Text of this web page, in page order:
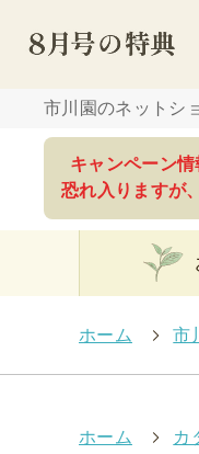
市川園のネットシ
キャンペーン情
恐れ入りますが
ホーム > 市
ホーム > カ